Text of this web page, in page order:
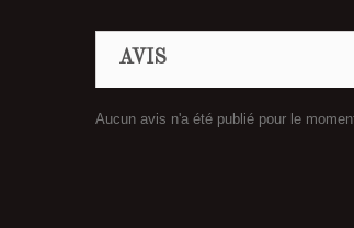
AVIS
Aucun avis n'a été publié pour le